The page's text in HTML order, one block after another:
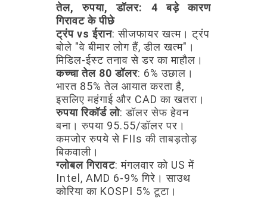
तेल, रुपया, डॉलर: 4 बड़ेकारण
गिरावटकेपीछे
ट्रंप vs ईरान: सीजफायर खत्म। ट्रंप
बोले "वे बीमार लोगहैं, डील खत्म"।
मिडिल-ईस्टतनाव सेडर कामाहौल।
कच्चातेल 80 डॉलर: 6% उछाल।
भारत 85% तेल आयातकरताहै,
इसलिए महंगाई और CAD काखतरा।
रुपयारिकॉर्डलो: डॉलर सेफहेवन
बना। रुपया 95.55/डॉलर पर।
कमजोर रुपयेसे FIIs कीताबड़तोड़
बिकवाली।
ग्लोबलगिरावट: मंगलवार को US में
Intel, AMD 6-9% गिरे। साउथ
कोरियाका KOSPI 5% टूटा।